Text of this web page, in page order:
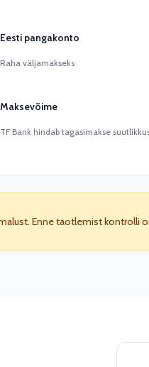
Eesti pangakonto
Raha väljamakseks
Maksevõime
TF Bank hindab tagasimakse
Enne taotlemist kontrolli